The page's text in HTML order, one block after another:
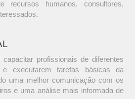
recursos humanos, consultores,
profissionais de diferentes
executarem tarefas básicas da
uma melhor comunicação com os
e uma análise mais informada de